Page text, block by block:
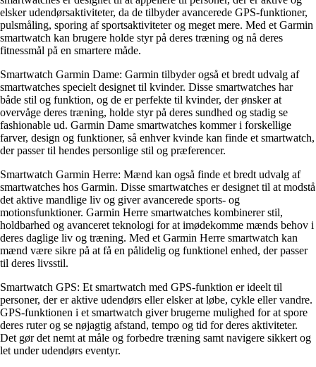
elsker udendørsaktiviteter, da de tilbyder avancerede GPS-funktioner,
pulsmåling, sporing af sportsaktiviteter og meget mere. Med et Garmin
smartwatch kan brugere holde styr på deres træning og nå deres
fitnessmål på en smartere måde.
Smartwatch Garmin Dame: Garmin tilbyder også et bredt udvalg af
smartwatches specielt designet til kvinder. Disse smartwatches har
både stil og funktion, og de er perfekte til kvinder, der ønsker at
overvåge deres træning, holde styr på deres sundhed og stadig se
fashionable ud. Garmin Dame smartwatches kommer i forskellige
farver, design og funktioner, så enhver kvinde kan finde et smartwatch,
der passer til hendes personlige stil og præferencer.
Smartwatch Garmin Herre: Mænd kan også finde et bredt udvalg af
smartwatches hos Garmin. Disse smartwatches er designet til at modstå
det aktive mandlige liv og giver avancerede sports- og
motionsfunktioner. Garmin Herre smartwatches kombinerer stil,
holdbarhed og avanceret teknologi for at imødekomme mænds behov i
deres daglige liv og træning. Med et Garmin Herre smartwatch kan
mænd være sikre på at få en pålidelig og funktionel enhed, der passer
til deres livsstil.
Smartwatch GPS: Et smartwatch med GPS-funktion er ideelt til
personer, der er aktive udendørs eller elsker at løbe, cykle eller vandre.
GPS-funktionen i et smartwatch giver brugerne mulighed for at spore
deres ruter og se nøjagtig afstand, tempo og tid for deres aktiviteter.
Det gør det nemt at måle og forbedre træning samt navigere sikkert og
let under udendørs eventyr.